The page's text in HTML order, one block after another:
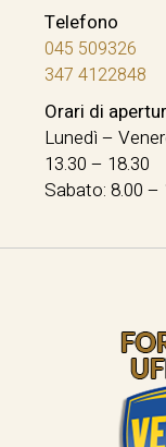
Telefono
045 509326
347 4122848
Orari di
Lunedì –
13.30 – 18.30
Sabato: 8.00 –